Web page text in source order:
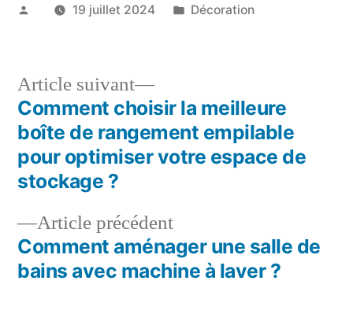
Publié 19 juillet 2024
Publié
Décoration
Navigation
de
l’article
Article précédentArticle
précédent :
Comment aménager une salle de
bains avec machine à laver ?
Article suivant
Article
suivant :
Comment choisir la meilleure
boîte de rangement empilable
pour optimiser votre espace de
stockage ?